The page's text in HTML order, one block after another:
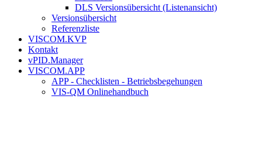
DLS Versionsübersicht (Listenansicht)
Versionsübersicht
Referenzliste
VISCOM.KVP
Kontakt
vPID.Manager
VISCOM.APP
APP - Checklisten - Betriebsbegehungen
VIS-QM Onlinehandbuch